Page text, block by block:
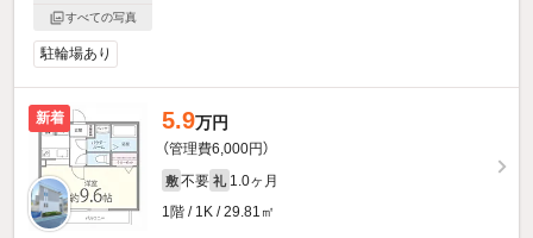
すべての写真
駐輪場あり
新着 5.9万円
（管理費6,000円）
敷 不要 礼 1.0ヶ月
1階 / 1K / 29.81㎡